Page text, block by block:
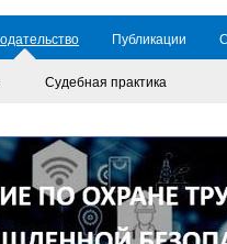
Публикации
Судебная практика